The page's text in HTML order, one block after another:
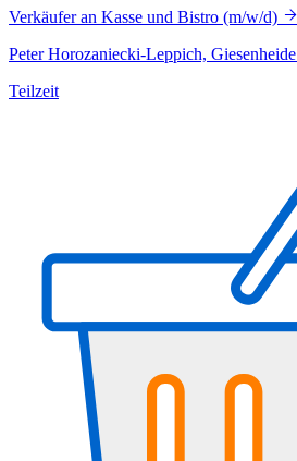
Verkäufer an Kasse und Bistro (m/w/d)
Peter Horozaniecki-Leppich,
Teilzeit